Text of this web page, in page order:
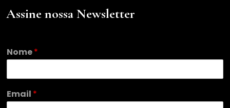
Assine nossa Newsletter
*
N
m
E
Nome*
Email *